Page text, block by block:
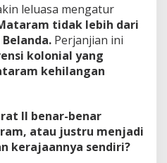
leluasa mengatur
tidak lebih dari
Perjanjian ini
kolonial yang
kehilangan
II benar-benar
atau justru menjadi
kerajaannya sendiri?